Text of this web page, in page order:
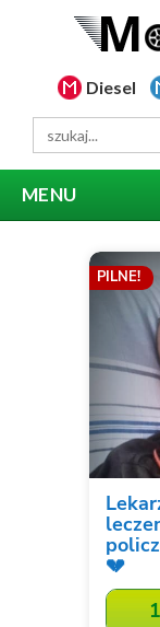
Diesel
MENU